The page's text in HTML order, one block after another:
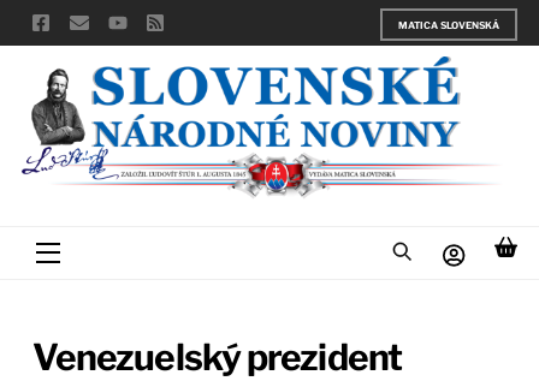
Skip
to
content
MATICA SLOVENSKÁ
Menu
Venezuelský prezident